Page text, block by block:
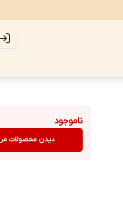
ناموجود
دیدن محصولات